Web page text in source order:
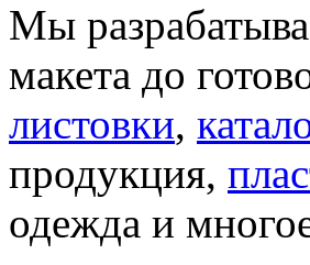
Мы
макета до
листовки,
продукция,
одежда и